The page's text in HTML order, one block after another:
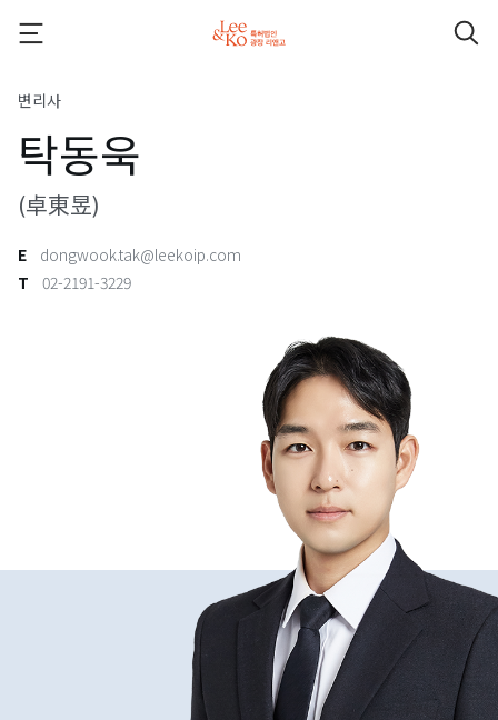
변리사
탁동욱
(卓東昱)
E
dongwook.tak@leekoip.com
T
02-2191-3229